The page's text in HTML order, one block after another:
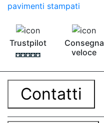
pavimenti stampati
Trustpilot
Consegna
veloce
Contatti